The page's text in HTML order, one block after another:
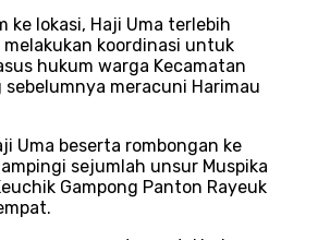
ke lokasi, Haji Uma terlebih
koordinasi untuk
hukum warga Kecamatan
sebelumnya meracuni Harimau
Uma beserta rombongan ke
sejumlah unsur Muspika
Gampong Panton Rayeuk